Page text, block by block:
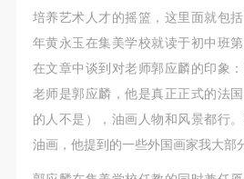
培养艺术人才的摇篮，这里面就包
年黄永玉在集美学校就读于初中班
在文章中谈到对老师郭应麟的印象
老师是郭应麟，他是真正正式的法
的人不是），油画人物和风景都行
油画，他提到的一些外国画家我大部